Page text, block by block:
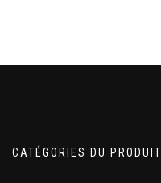
CATÉGORIES DU PRODUIT